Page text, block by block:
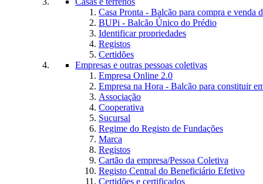
Casa Pronta - Balcão para compra e venda
BUPi - Balcão Único do Prédio
Identificar propriedades
Registos
Certidões
Empresas e outras pessoas coletivas
Empresa Online 2.0
Empresa na Hora - Balcão para constituir
Associação
Cooperativa
Sucursal
Regime do Registo de Fundações
Marca
Registos
Cartão da empresa/Pessoa Coletiva
Registo Central do Beneficiário Efetivo
Certidões e certificados